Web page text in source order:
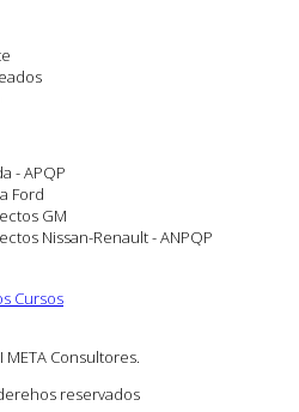
- APQP
Ford
GM
Nissan-Renault - ANPQP
Cursos
META Consultores.
reservados